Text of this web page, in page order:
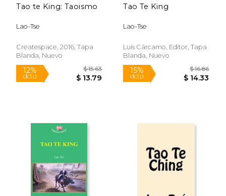
Tao te King: Taoismo
Lao-Tse
Createspace, 2016, Tapa
Blanda, Nuevo
Tao Te King
Lao-Tse
Luis Cárcamo, Editor, Tapa
Blanda, Nuevo